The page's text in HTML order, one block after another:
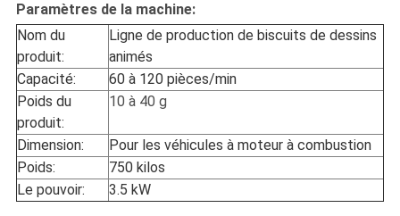
Paramètres de la machine:
Nom du
produit:
Ligne de production de biscuits de dessins
animés
Capacité:
60 à 120 pièces/min
Poids du
produit:
10 à 40 g
Dimension:
Pour les véhicules à moteur à combustion
Poids:
750 kilos
Le pouvoir:
3.5 kW